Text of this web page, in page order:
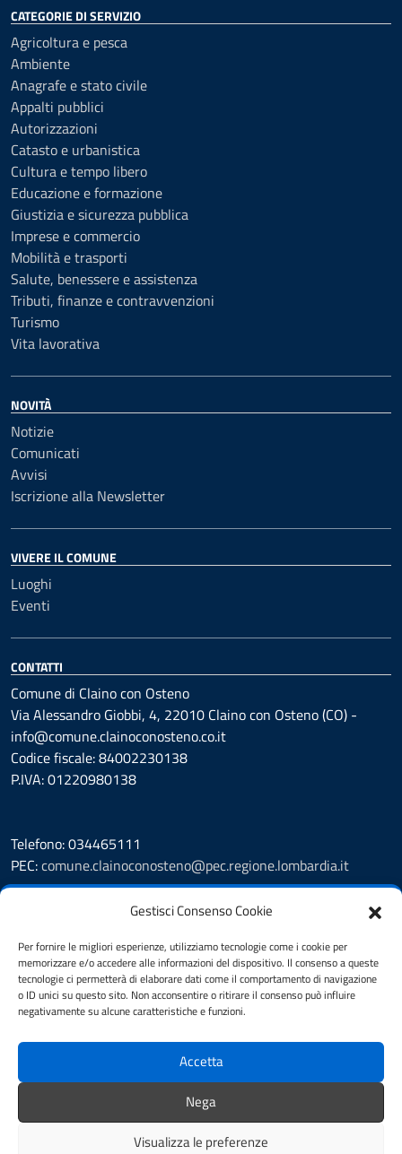
Gestisci Consenso Cookie
Per fornire le migliori esperienze, utilizziamo tecnologie come i cookie per
memorizzare e/o accedere alle informazioni del dispositivo. Il consenso a queste
tecnologie ci permetterà di elaborare dati come il comportamento di navigazione
o ID unici su questo sito. Non acconsentire o ritirare il consenso può influire
negativamente su alcune caratteristiche e funzioni.
Accetta
Nega
Visualizza le preferenze
CATEGORIE DI SERVIZIO
Agricoltura e pesca
Ambiente
Anagrafe e stato civile
Appalti pubblici
Autorizzazioni
Catasto e urbanistica
Cultura e tempo libero
Educazione e formazione
Giustizia e sicurezza pubblica
Imprese e commercio
Mobilità e trasporti
Salute, benessere e assistenza
Tributi, finanze e contravvenzioni
Turismo
Vita lavorativa
NOVITÀ
Notizie
Comunicati
Avvisi
Iscrizione alla Newsletter
VIVERE IL COMUNE
Luoghi
Eventi
CONTATTI
Comune di Claino con Osteno
Via Alessandro Giobbi, 4, 22010 Claino con Osteno (CO) -
info@comune.clainoconosteno.co.it
Codice fiscale: 84002230138
P.IVA: 01220980138
Telefono: 034465111
PEC:comune.clainoconosteno@pec.regione.lombardia.it
Prenotazione appuntamento
Segnalazione disservizio
Amministrazione Trasparente
Albo Pretorio
Informativa privacy
Note legali
Dichiarazione di accessibilità
Feedback accessibilità